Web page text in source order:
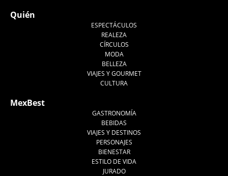
Quién
ESPECTÁCULOS
REALEZA
CÍRCULOS
MODA
BELLEZA
VIAJES Y GOURMET
CULTURA
MexBest
GASTRONOMÍA
BEBIDAS
VIAJES Y DESTINOS
PERSONAJES
BIENESTAR
ESTILO DE VIDA
JURADO